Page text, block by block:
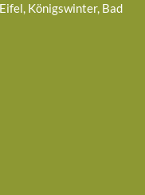
Königswinter, Bad